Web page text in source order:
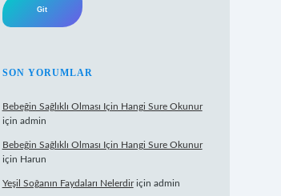
SON YORUMLAR
Bebeğin Sağlıklı Olması Için Hangi Sure Okunur
için admin
Bebeğin Sağlıklı Olması Için Hangi Sure Okunur
için Harun
Yeşil Soğanın Faydaları Nelerdiriçin admin